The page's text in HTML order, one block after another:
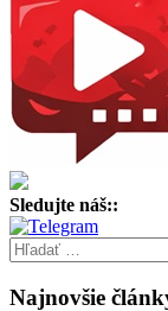
Sledujte náš::
Hľadať:
Najnovšie